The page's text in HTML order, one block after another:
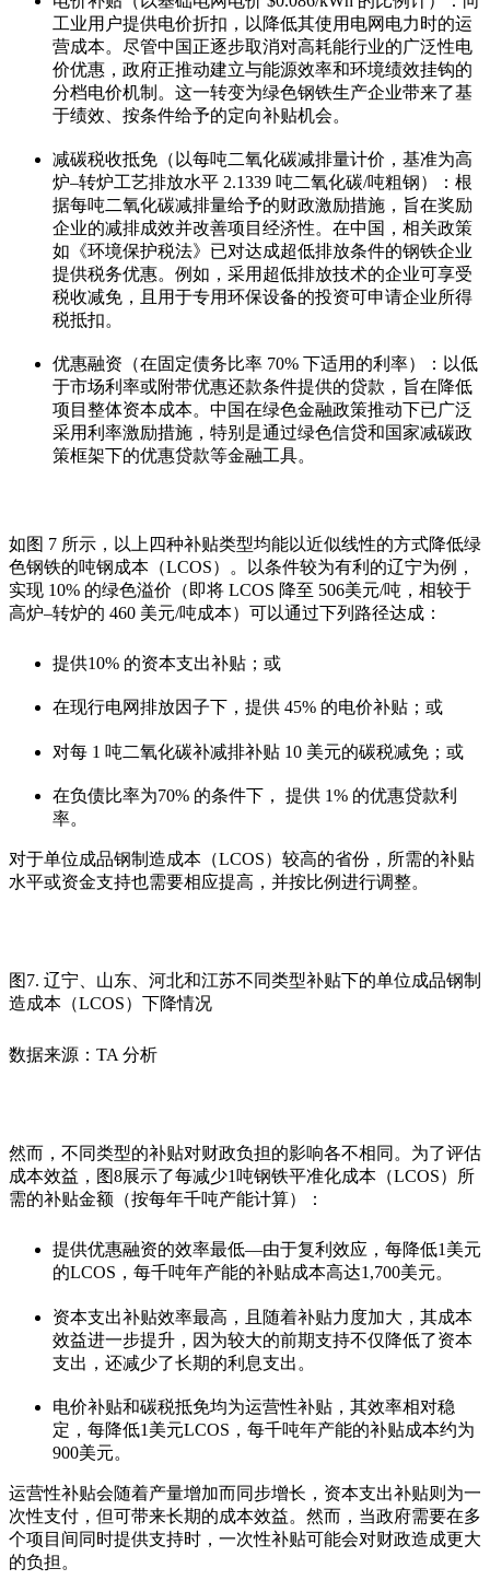
工业用户提供电价折扣，以降低其使用电网电力时的运
营成本。尽管中国正逐步取消对高耗能行业的广泛性电
价优惠，政府正推动建立与能源效率和环境绩效挂钩的
分档电价机制。这一转变为绿色钢铁生产企业带来了基
于绩效、按条件给予的定向补贴机会。
减碳税收抵免（以每吨二氧化碳减排量计价，基准为高
炉–转炉工艺排放水平 2.1339 吨二氧化碳/吨粗钢）：根
据每吨二氧化碳减排量给予的财政激励措施，旨在奖励
企业的减排成效并改善项目经济性。在中国，相关政策
如《环境保护税法》已对达成超低排放条件的钢铁企业
提供税务优惠。例如，采用超低排放技术的企业可享受
税收减免，且用于专用环保设备的投资可申请企业所得
税抵扣。
优惠融资（在固定债务比率 70% 下适用的利率）：以低
于市场利率或附带优惠还款条件提供的贷款，旨在降低
项目整体资本成本。中国在绿色金融政策推动下已广泛
采用利率激励措施，特别是通过绿色信贷和国家减碳政
策框架下的优惠贷款等金融工具。
如图 7 所示，以上四种补贴类型均能以近似线性的方式降低绿
色钢铁的吨钢成本（LCOS）。以条件较为有利的辽宁为例，
实现 10% 的绿色溢价（即将 LCOS 降至 506美元/吨，相较于
高炉–转炉的 460 美元/吨成本）可以通过下列路径达成：
提供10% 的资本支出补贴；或
在现行电网排放因子下，提供 45% 的电价补贴；或
对每 1 吨二氧化碳补减排补贴 10 美元的碳税减免；或
在负债比率为70% 的条件下， 提供 1% 的优惠贷款利
率。
对于单位成品钢制造成本（LCOS）较高的省份，所需的补贴
水平或资金支持也需要相应提高，并按比例进行调整。
图7. 辽宁、山东、河北和江苏不同类型补贴下的单位成品钢制
造成本（LCOS）下降情况
数据来源：TA 分析
然而，不同类型的补贴对财政负担的影响各不相同。为了评估
成本效益，图8展示了每减少1 吨钢铁平准化成本（LCOS）所
需的补贴金额（按每年千吨产能计算）：
提供优惠融资的效率最低—由于复利效应，每降低1 美元
的LCOS ，每千吨年产能的补贴成本高达1,700美元。
资本支出补贴效率最高，且随着补贴力度加大，其成本
效益进一步提升，因为较大的前期支持不仅降低了资本
支出，还减少了长期的利息支出。
电价补贴和碳税抵免均为运营性补贴，其效率相对稳
定，每降低1 美元LCOS ，每千吨年产能的补贴成本约为
900美元。
运营性补贴会随着产量增加而同步增长，资本支出补贴则为一
次性支付，但可带来长期的成本效益。然而，当政府需要在多
个项目间同时提供支持时，一次性补贴可能会对财政造成更大
的负担。